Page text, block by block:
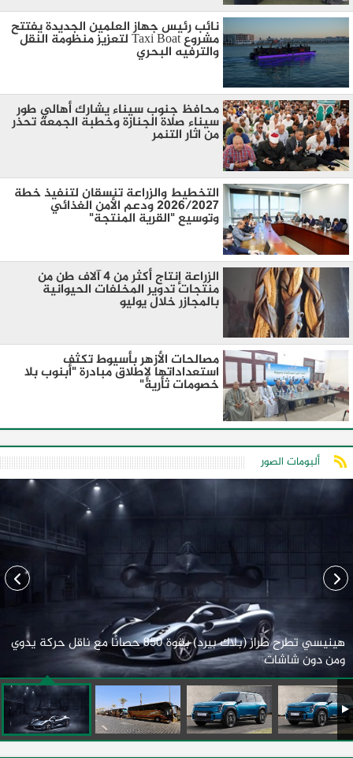
نائب رئيس جهاز العلمين الجديدة يفتتح
مشروع Taxi Boat لتعزيز منظومة النقل
والترفيه البحري
محافظ جنوب سيناء يشارك أهالي طور
سيناء صلاة الجنازة وخطبة الجمعة تحذر
من اثار التنمر
التخطيط والزراعة تنسقان لتنفيذ خطة
2026/2027 ودعم الأمن الغذائي
وتوسيع "القرية المنتجة"
الزراعة إنتاج أكثر من 4 آلاف طن من
منتجات تدوير المخلفات الحيوانية
بالمجازر خلال يوليو
مصالحات الأزهر بأسيوط تكثف
استعداداتها لإطلاق مبادرة "أبنوب بلا
خصومات ثأرية"
ألبومات الصور
هينيسي تطرح طراز (بلاك بيرد) بقوة 850 حصانًا مع ناقل حركة يدوي
ومن دون شاشات